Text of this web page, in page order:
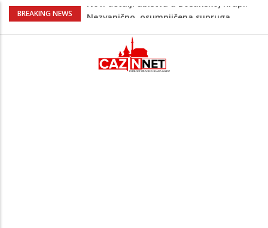
BREAKING NEWS
Na Ahiret preselila Bešić (rođ. Blažević)
Na Ahiret preselio ŠUPUK (Refik) ŠEFIK
Evo koje države su zasad za, a koje
protiv Infantina na izborima: Srbija i